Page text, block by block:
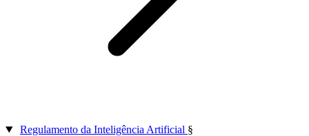
Regulamento da Inteligência Artificial §